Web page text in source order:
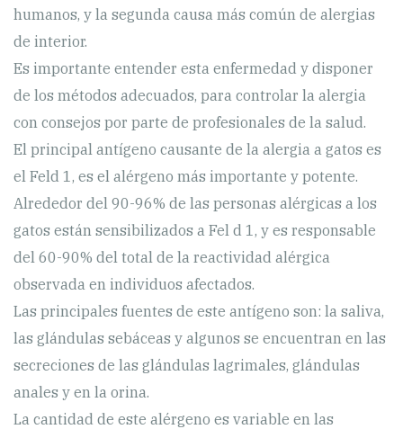
humanos, y la segunda causa más común de alergias
de interior.
Es importante entender esta enfermedad y disponer
de los métodos adecuados, para controlar la alergia
con consejos por parte de profesionales de la salud.
El principal antígeno causante de la alergia a gatos es
el Feld 1, es el alérgeno más importante y potente.
Alrededor del 90-96% de las personas alérgicas a los
gatos están sensibilizados a Fel d 1, y es responsable
del 60-90% del total de la reactividad alérgica
observada en individuos afectados.
Las principales fuentes de este antígeno son: la saliva,
las glándulas sebáceas y algunos se encuentran en las
secreciones de las glándulas lagrimales, glándulas
anales y en la orina.
La cantidad de este alérgeno es variable en las